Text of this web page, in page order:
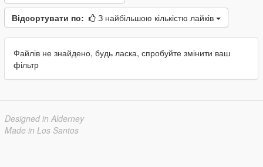
Відсортувати по: З найбільшою кількістю лайків
Файлів не знайдено, будь ласка, спробуйте змінити ваш
фільтр
Designed in Alderney
Made in Los Santos